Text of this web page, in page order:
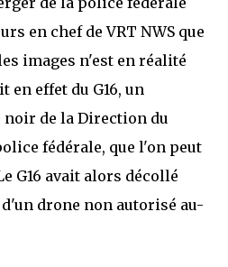
en chef de VRT NWS que
images n'est en réalité
en effet du G16, un
de la Direction du
fédérale, que l'on peut
G16 avait alors décollé
drone non autorisé au-